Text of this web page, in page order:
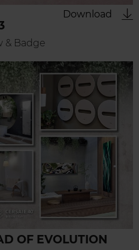
Download
& Badge
OF EVOLUTION